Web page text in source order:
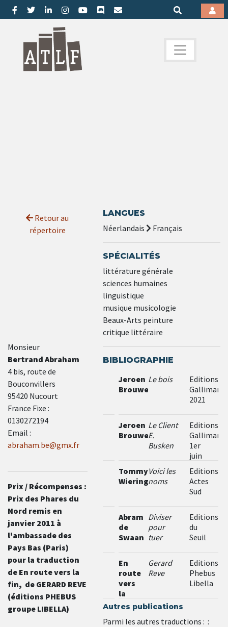
Retour au
répertoire
Monsieur
Bertrand Abraham
4 bis, route de
Bouconvillers
95420 Nucourt
France Fixe :
0130272194
Email :
abraham.be@gmx.fr
Prix / Récompenses :
Prix des Phares du
Nord remis en
janvier 2011 à
l'ambassade des
Pays Bas (Paris)
pour la traduction
de En route vers la
fin, de GERARD REVE
(éditions PHEBUS
groupe LIBELLA)
LANGUES
Néerlandais Français
SPÉCIALITÉS
littérature générale
sciences humaines
linguistique
musique musicologie
Beaux-Arts peinture
critique littéraire
BIBLIOGRAPHIE
Jeroen
Brouwers
Le bois
Editions
Gallimard
2021
Jeroen
Brouwers
Le Client
E.
Busken
Editions
Gallimard
1er
juin
Tommy
Wieringa
Voici les
noms
Editions
Actes
Sud
Abram
de
Swaan
Diviser
pour
tuer
Editions
du
Seuil
En
route
vers
la
fin
Gerard
Reve
Editions
Phebus
Libella
Autres publications
Parmi les autres traductions : :